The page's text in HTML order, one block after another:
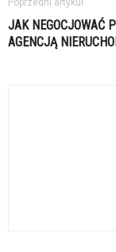
Poprzedni artykuł
JAK NEGOCJOWAĆ
AGENCJĄ